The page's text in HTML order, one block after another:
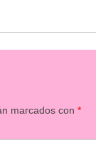
marcados con*